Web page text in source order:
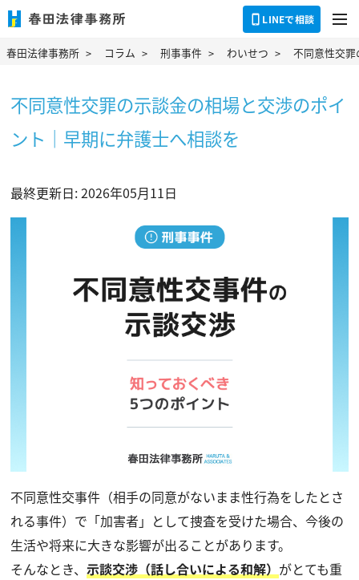
LINEで相談 dehaze
春田法律事務所 コラム 刑事事件 わいせつ 不同意性交
不同意性交罪の示談金の相場と交渉のポイ
ント｜早期に弁護士へ相談を
最終更新日: 2026年05月11日
不同意性交事件（相手の同意がないまま性行為をしたとさ
れる事件）で「加害者」として捜査を受けた場合、今後の
生活や将来に大きな影響が出ることがあります。
そんなとき、 示談交渉（話し合いによる和解） がとても重